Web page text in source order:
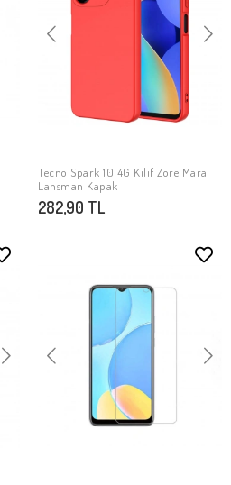
SEPETE EKLE
Tecno Spark 10 4G Kılıf Zore Mara
Lansman Kapak
282,90 TL